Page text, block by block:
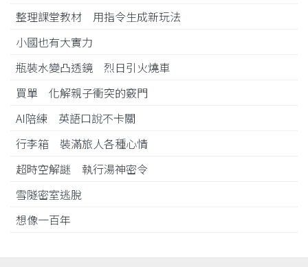
整理課堂教材 用指令生成新玩法
小國也有大實力
瓶裝水變凸透鏡 烈日引火燒車
買單 化解親子衝突的竅門
AI陪練 英語口說不卡關
行李箱 裝滿旅人各種心情
超時空解謎 執行湯神密令
雪隧密室逃脫
想像一百年